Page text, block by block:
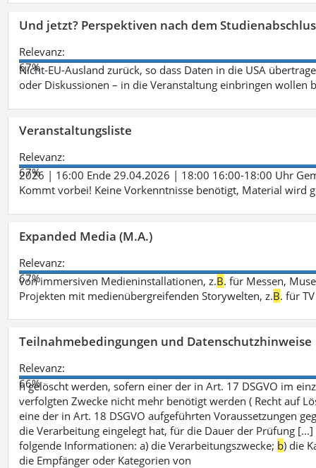
Und jetzt? Perspektiven nach dem
Relevanz:
67%
Nicht-EU-Ausland zurück, so dass Daten in die USA
oder Diskussionen – in die Veranstaltung einbringen wollen
Veranstaltungsliste
Relevanz:
67%
2026 | 16:00 Ende 29.04.2026 | 18:00 16:00-18:00 Uhr
Kommt vorbei! Keine Vorkenntnisse benötigt, Material wird
Expanded Media (M.A.)
Relevanz:
67%
von immersiven Medieninstallationen, z.B. für Messen,
Projekten mit medienübergreifenden Storywelten, z.B. für
Teilnahmebedingungen und Datenschutzhinweise
Relevanz:
66%
h gelöscht werden, sofern einer der in Art. 17 DSGVO im
verfolgten Zwecke nicht mehr benötigt werden ( Recht auf
eine der in Art. 18 DSGVO aufgeführten Voraussetzungen
die Verarbeitung eingelegt hat, für die Dauer der Prüfung
folgende Informationen: a) die Verarbeitungszwecke; b) die
die Empfänger oder Kategorien von